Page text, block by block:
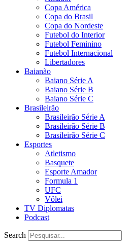
Copa América
Copa do Brasil
Copa do Nordeste
Futebol do Interior
Futebol Feminino
Futebol Internacional
Libertadores
Baianão
Baiano Série A
Baiano Série B
Baiano Série C
Brasileirão
Brasileirão Série A
Brasileirão Série B
Brasileirão Série C
Esportes
Atletismo
Basquete
Esporte Amador
Formula 1
UFC
Vôlei
TV Diplomatas
Podcast
Search